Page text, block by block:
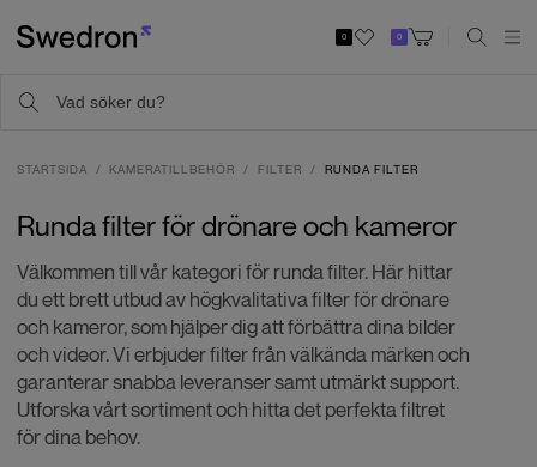
0 0
STARTSIDA KAMERATILLBEHÖR FILTER RUNDA FILTER
Runda filter för drönare och kameror
Välkommen till vår kategori för runda filter. Här hittar
du ett brett utbud av högkvalitativa filter för drönare
och kameror, som hjälper dig att förbättra dina bilder
och videor. Vi erbjuder filter från välkända märken och
garanterar snabba leveranser samt utmärkt support.
Utforska vårt sortiment och hitta det perfekta filtret
för dina behov.